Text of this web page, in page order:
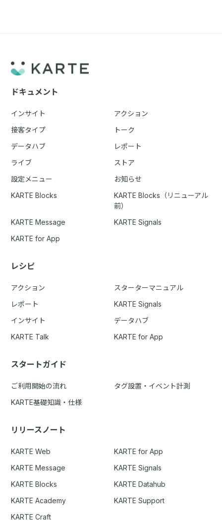
ドキュメント
インサイト
アクション
接客タイプ
トーク
データハブ
レポート
ライブ
ストア
設定メニュー
お知らせ
KARTE Blocks
KARTE Blocks（リニューアル
前）
KARTE Message
KARTE Signals
KARTE for App
レシピ
アクション
スターターマニュアル
レポート
KARTE Signals
インサイト
データハブ
KARTE Talk
KARTE for App
スタートガイド
ご利用開始の流れ
タグ設置・イベント計測
KARTE基礎知識・仕様
リリースノート
KARTE Web
KARTE for App
KARTE Message
KARTE Signals
KARTE Blocks
KARTE Datahub
KARTE Academy
KARTE Support
KARTE Craft